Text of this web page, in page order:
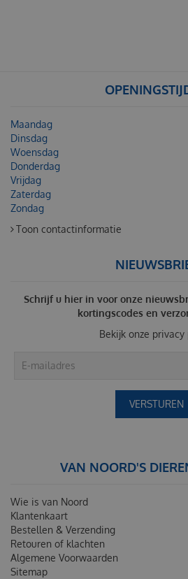
Maandag
Dinsdag
Woensdag
Donderdag
Vrijdag
Zaterdag
Zondag
Toon contactinformatie
Schrijf u hier in voor onze
kortingscodes en
Bekijk onze privacy
VAN NOORD'S
Wie is van Noord
Klantenkaart
Bestellen & Verzending
Retouren of klachten
Algemene Voorwaarden
Sitemap